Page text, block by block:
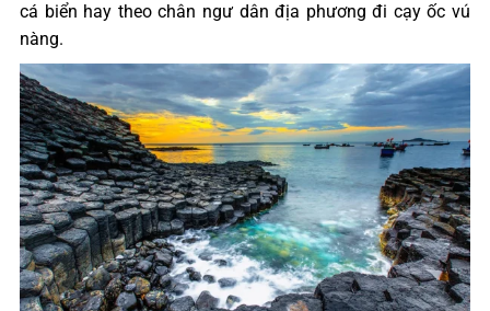
cá biển hay theo chân ngư dân địa phương đi cạy ốc vú
nàng.